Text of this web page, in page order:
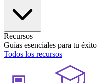
Recursos
Guías esenciales para tu éxito
Todos los recursos